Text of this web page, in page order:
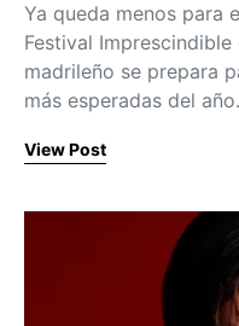
Ya queda menos para
Festival
madrileño se prepara
más esperadas del
View Post